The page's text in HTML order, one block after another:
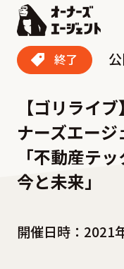
終了
【ゴリライ
ナーズエー
「不動産テ
今と未来」
開催日時：2021